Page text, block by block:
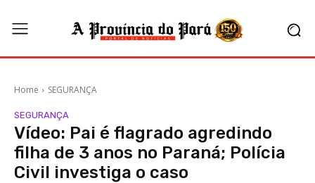
Home SEGURANÇA
SEGURANÇA
Vídeo: Pai é flagrado agredindo
filha de 3 anos no Paraná; Polícia
Civil investiga o caso